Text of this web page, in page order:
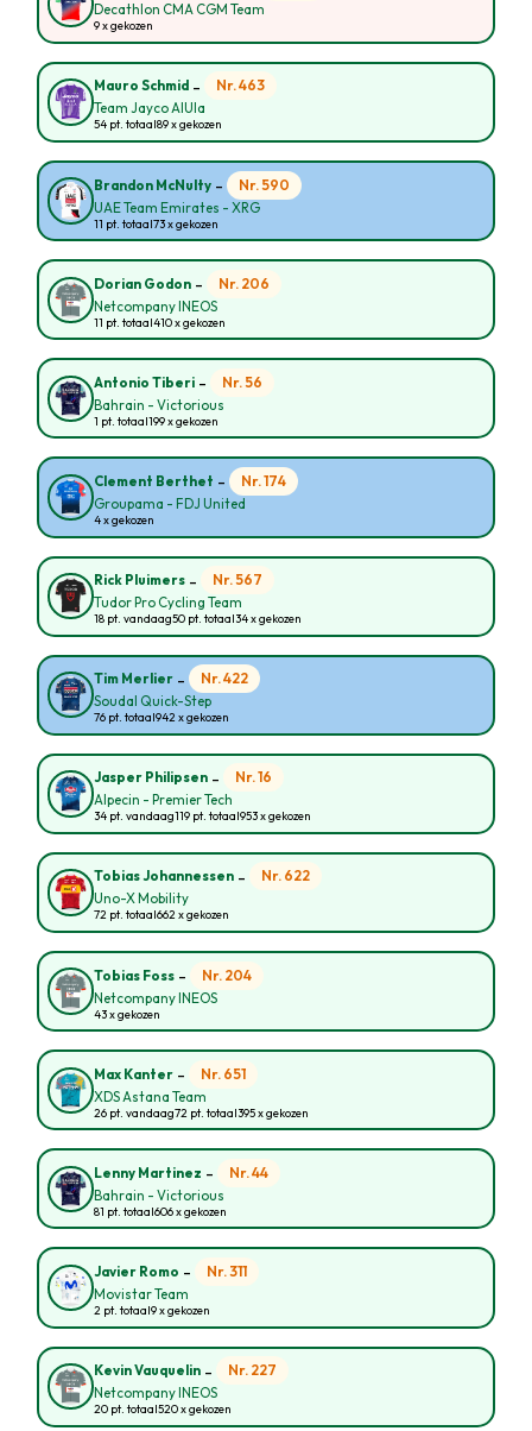
Decathlon CMA CGM Team
9 x gekozen
Mauro Schmid - Nr. 463
Team Jayco AlUla
54 pt. totaal89 x gekozen
Brandon McNulty - Nr. 590
UAE Team Emirates - XRG
11 pt. totaal73 x gekozen
Dorian Godon - Nr. 206
Netcompany INEOS
11 pt. totaal410 x gekozen
Antonio Tiberi - Nr. 56
Bahrain - Victorious
1 pt. totaal199 x gekozen
Clement Berthet - Nr. 174
Groupama - FDJ United
4 x gekozen
Rick Pluimers - Nr. 567
Tudor Pro Cycling Team
18 pt. vandaag50 pt. totaal34 x gekozen
Tim Merlier - Nr. 422
Soudal Quick-Step
76 pt. totaal942 x gekozen
Jasper Philipsen - Nr. 16
Alpecin - Premier Tech
34 pt. vandaag119 pt. totaal953 x gekozen
Tobias Johannessen - Nr. 622
Uno-X Mobility
72 pt. totaal662 x gekozen
Tobias Foss - Nr. 204
Netcompany INEOS
43 x gekozen
Max Kanter - Nr. 651
XDS Astana Team
26 pt. vandaag72 pt. totaal395 x gekozen
Lenny Martinez - Nr. 44
Bahrain - Victorious
81 pt. totaal606 x gekozen
Javier Romo - Nr. 311
Movistar Team
2 pt. totaal9 x gekozen
Kevin Vauquelin - Nr. 227
Netcompany INEOS
20 pt. totaal520 x gekozen